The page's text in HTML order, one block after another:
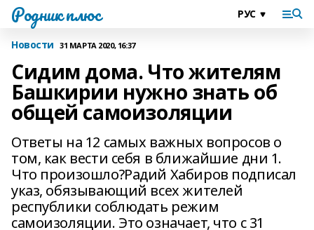
Родник плюс
Новости 31 МАРТА 2020, 16:37
Сидим дома. Что жителям
Башкирии нужно знать об
общей самоизоляции
Ответы на 12 самых важных вопросов о
том, как вести себя в ближайшие дни 1.
Что произошло?Радий Хабиров подписал
указ, обязывающий всех жителей
республики соблюдать режим
самоизоляции. Это означает, что с 31